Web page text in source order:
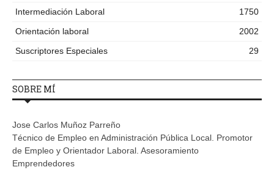
Intermediación Laboral
1750
Orientación laboral
2002
Suscriptores Especiales
29
SOBRE MÍ
Jose Carlos Muñoz Parreño
Técnico de Empleo en Administración Pública Local. Promotor
de Empleo y Orientador Laboral. Asesoramiento
Emprendedores